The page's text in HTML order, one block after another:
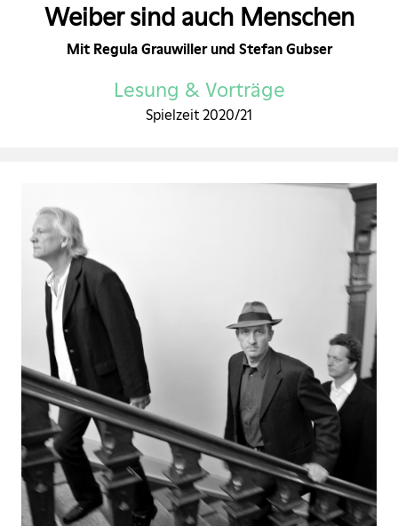
Weiber sind auch Menschen
Mit Regula Grauwiller und Stefan Gubser
Lesung & Vorträge
Spielzeit 2020/21